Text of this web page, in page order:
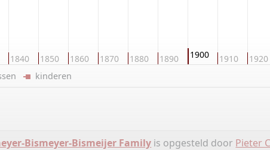
1840 1850 1860 1870 1880 1890 1900 1910 1920
kinderen
Bismeyer-Bismeijer Family is opgesteld door Pieter